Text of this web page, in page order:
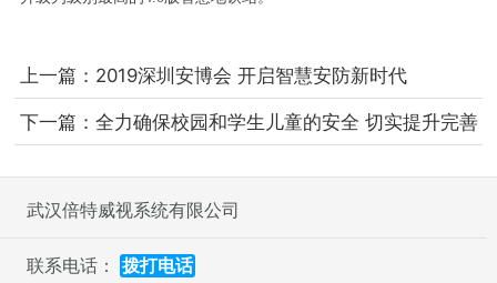
上一篇： 2019深圳安博会 开启智慧安防新时代
下一篇： 全力确保校园和学生儿童的安全 切实提升完善
武汉倍特威视系统有限公司
联系电话： 拨打电话